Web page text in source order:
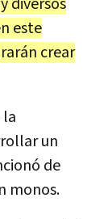
diversos
este
crear
la
un
de
monos.